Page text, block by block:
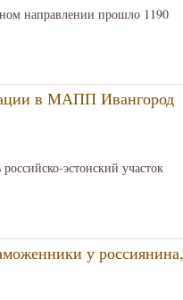
направлении прошло 1190
в МАПП Ивангород
эстонский участок
у россиянина,